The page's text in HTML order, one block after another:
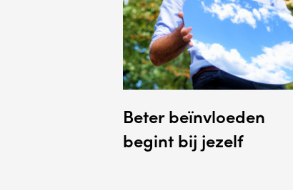
Beter beïnvloeden
begint bij jezelf